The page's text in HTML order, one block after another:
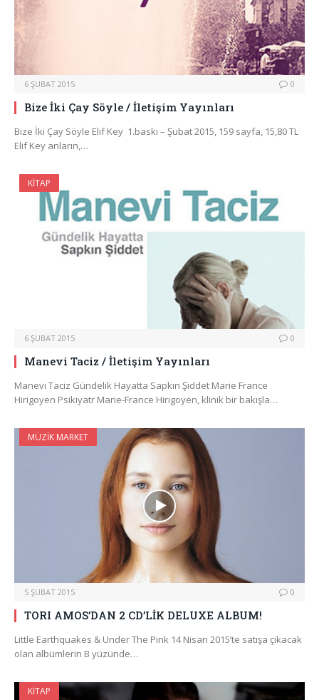
6 ŞUBAT 2015 0
Bize İki Çay Söyle / İletişim Yayınları
Bize İki Çay Söyle Elif Key 1.baskı – Şubat 2015, 159 sayfa, 15,80 TL
Elif Key anların,…
KITAP
6 ŞUBAT 2015 0
Manevi Taciz / İletişim Yayınları
Manevi Taciz Gündelik Hayatta Sapkın Şiddet Marie France
Hirigoyen Psikiyatr Marie-France Hirigoyen, klinik bir bakışla…
MÜZIK MARKET
5 ŞUBAT 2015 0
TORI AMOS’DAN 2 CD’LİK DELUXE ALBUM!
Little Earthquakes & Under The Pink 14 Nisan 2015’te satışa çıkacak
olan albümlerin B yüzünde…
KITAP